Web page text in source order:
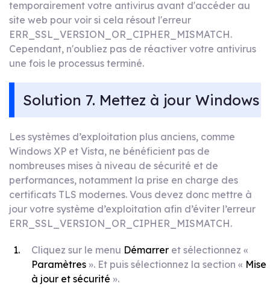
temporairement votre antivirus avant d'accéder au
site web pour voir si cela résout l'erreur
ERR_SSL_VERSION_OR_CIPHER_MISMATCH.
Cependant, n'oubliez pas de réactiver votre antivirus
une fois le processus terminé.
Solution 7. Mettez à jour Windows
Les systèmes d’exploitation plus anciens, comme
Windows XP et Vista, ne bénéficient pas de
nombreuses mises à niveau de sécurité et de
performances, notamment la prise en charge des
certificats TLS modernes. Vous devez donc mettre à
jour votre système d’exploitation afin d’éviter l’erreur
ERR_SSL_VERSION_OR_CIPHER_MISMATCH.
Cliquez sur le menu Démarrer et sélectionnez «
Paramètres ». Et puis sélectionnez la section « Mise
à jour et sécurité ».